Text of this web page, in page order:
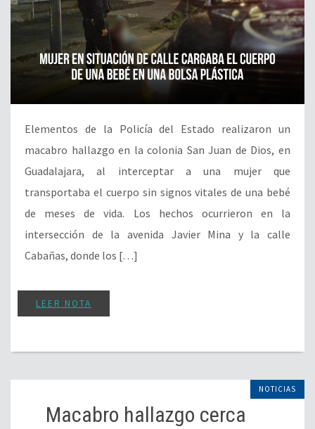
Elementos de la Policía del Estado realizaron un
macabro hallazgo en la colonia San Juan de Dios, en
Guadalajara, al interceptar a una mujer que
transportaba el cuerpo sin signos vitales de una bebé
de meses de vida. Los hechos ocurrieron en la
intersección de la avenida Javier Mina y la calle
Cabañas, donde los […]
LEER NOTA
NOTICIAS
Macabro hallazgo cerca